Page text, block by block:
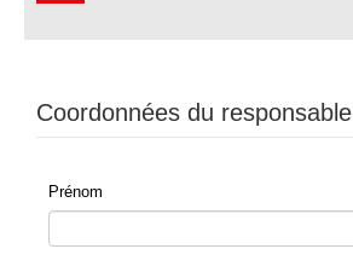
Coordonnées du responsable
Prénom